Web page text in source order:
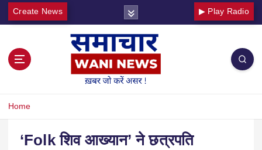
Create News ▶ Play Radio
Home
‘Folk शिव आख्यान’ ने छत्रपति